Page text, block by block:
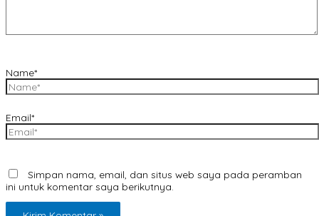
Name*
Email*
Simpan nama, email, dan situs web saya pada peramban
ini untuk komentar saya berikutnya.